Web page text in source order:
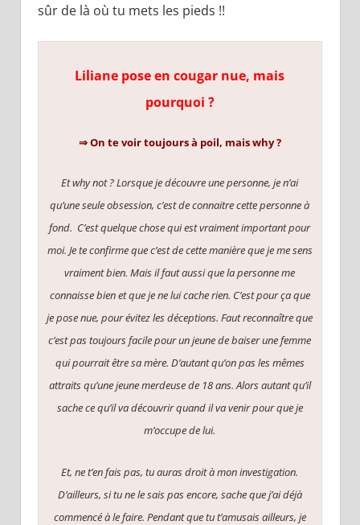
sûr de là où tu mets les pieds !!
Liliane pose en cougar nue, mais
pourquoi ?
⇒ On te voir toujours à poil, mais why ?
Et why not ?Lorsque je découvre une personne, je n’ai
qu’une seule obsession, c’est de connaitre cette personne à
fond. C’est quelque chose qui est vraiment important pour
moi. Je te confirme que c’est de cette manière que je me sens
vraiment bien. Mais il faut aussi que la personne me
connaisse bien et que je ne lui cache rien. C’est pour ça que
je pose nue, pour évitez les déceptions. Faut reconnaître que
c’est pas toujours facile pour un jeune de baiser une femme
qui pourrait être sa mère. D’autant qu’on pas les mêmes
attraits qu’une jeune merdeuse de 18 ans. Alors autant qu’il
sache ce qu’il va découvrir quand il va venir pour que je
m’occupe de lui.
Et, ne t’en fais pas, tu auras droit à mon investigation.
D’ailleurs, si tu ne le sais pas encore, sache que j’ai déjà
commencé à le faire. Pendant que tu t’amusais ailleurs, je